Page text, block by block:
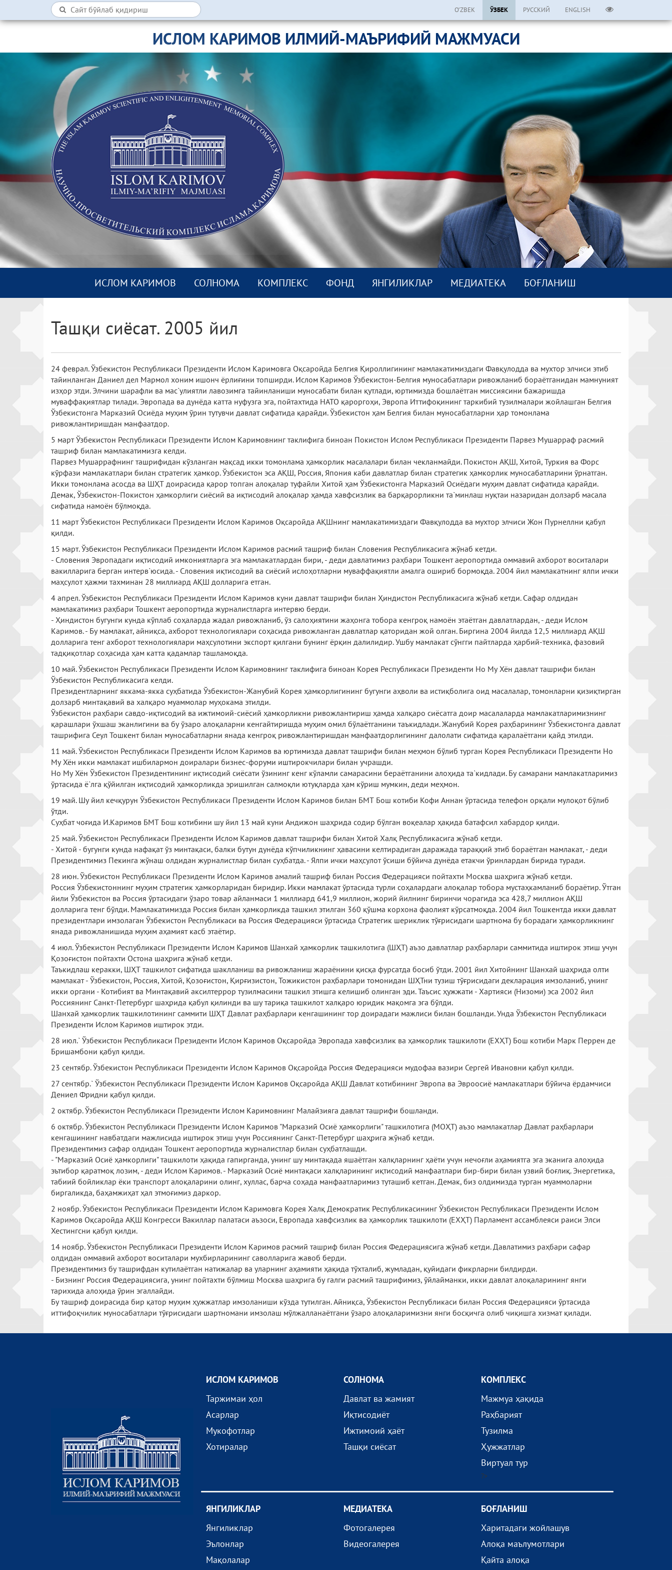
O’ZBEK ЎЗБЕК РУССКИЙ ENGLISH
ИСЛОМ КАРИМОВ ИЛМИЙ-МАЪРИФИЙ МАЖМУАСИ
ИСЛОМ КАРИМОВ СОЛНОМА КОМПЛEКС ФОНД ЯНГИЛИКЛАР МEДИАТEКА БОҒЛАНИШ
Ташқи сиёсат. 2005 йил
24 феврал. Ўзбекистон Республикаси Президенти Ислом Каримовга Оқсаройда Белгия Қироллигининг мамлакатимиздаги Фавқулодда ва мухтор элчиси этиб
тайинланган Даниел дел Мармол хоним ишонч ёрлиғини топширди. Ислом Каримов Ўзбекистон-Белгия муносабатлари ривожланиб бораётганидан мамнуният
изҳор этди. Элчини шарафли ва мас`улиятли лавозимга тайинланиши муносабати билан қутлади, юртимизда бошлаётган миссиясини бажаришда
муваффақиятлар тилади. Эвропада ва дунёда катта нуфузга эга, пойтахтида НАТО қароргоҳи, Эвропа Иттифоқининг таркибий тузилмалари жойлашган Белгия
Ўзбекистонга Марказий Осиёда муҳим ўрин тутувчи давлат сифатида қарайди. Ўзбекистон ҳам Белгия билан муносабатларни ҳар томонлама
ривожлантиришдан манфаатдор.
5 март Ўзбекистон Республикаси Президенти Ислом Каримовнинг таклифига биноан Покистон Ислом Республикаси Президенти Парвез Мушарраф расмий
ташриф билан мамлакатимизга келди.
Парвез Мушаррафнинг ташрифидан кўзланган мақсад икки томонлама ҳамкорлик масалалари билан чекланмайди. Покистон АҚШ, Хитой, Туркия ва Форс
кўрфази мамлакатлари билан стратегик ҳамкор. Ўзбекистон эса АҚШ, Россия, Япония каби давлатлар билан стратегик ҳамкорлик муносабатларини ўрнатган.
Икки томонлама асосда ва ШҲТ доирасида қарор топган алоқалар туфайли Хитой ҳам Ўзбекистонга Марказий Осиёдаги муҳим давлат сифатида қарайди.
Демак, Ўзбекистон-Покистон ҳамкорлиги сиёсий ва иқтисодий алоқалар ҳамда хавфсизлик ва барқарорликни та`минлаш нуқтаи назаридан долзарб масала
сифатида намоён бўлмоқда.
11 март Ўзбекистон Республикаси Президенти Ислом Каримов Оқсаройда АҚШнинг мамлакатимиздаги Фавқулодда ва мухтор элчиси Жон Пурнеллни қабул
қилди.
15 март. Ўзбекистон Республикаси Президенти Ислом Каримов расмий ташриф билан Словения Республикасига жўнаб кетди.
- Словения Эвропадаги иқтисодий имкониятларга эга мамлакатлардан бири, - деди давлатимиз раҳбари Тошкент аеропортида оммавий ахборот воситалари
вакилларига берган интерв`юсида. - Словения иқтисодий ва сиёсий ислоҳотларни муваффақиятли амалга ошириб бормоқда. 2004 йил мамлакатнинг ялпи ички
маҳсулот ҳажми тахминан 28 миллиард АҚШ долларига етган.
4 апрел. Ўзбекистон Республикаси Президенти Ислом Каримов куни давлат ташрифи билан Ҳиндистон Республикасига жўнаб кетди. Сафар олдидан
мамлакатимиз раҳбари Тошкент аеропортида журналистларга интервю берди.
- Ҳиндистон бугунги кунда кўплаб соҳаларда жадал ривожланиб, ўз салоҳиятини жаҳонга тобора кенгроқ намоён этаётган давлатлардан, - деди Ислом
Каримов. - Бу мамлакат, айниқса, ахборот технологиялари соҳасида ривожланган давлатлар қаторидан жой олган. Биргина 2004 йилда 12,5 миллиард АҚШ
долларига тенг ахборот технологиялари маҳсулотини экспорт қилгани бунинг ёрқин далилидир. Ушбу мамлакат сўнгги пайтларда ҳарбий-техника, фазовий
тадқиқотлар соҳасида ҳам катта қадамлар ташламоқда.
10 май. Ўзбекистон Республикаси Президенти Ислом Каримовнинг таклифига биноан Корея Республикаси Президенти Но Му Хён давлат ташрифи билан
Ўзбекистон Республикасига келди.
Президентларнинг яккама-якка суҳбатида Ўзбекистон-Жанубий Корея ҳамкорлигининг бугунги аҳволи ва истиқболига оид масалалар, томонларни қизиқтирган
долзарб минтақавий ва халқаро муаммолар муҳокама этилди.
Ўзбекистон раҳбари савдо-иқтисодий ва ижтимоий-сиёсий ҳамкорликни ривожлантириш ҳамда халқаро сиёсатга доир масалаларда мамлакатларимизнинг
қарашлари ўхшаш эканлигини ва бу ўзаро алоқаларни кенгайтиришда муҳим омил бўлаётганини таъкидлади. Жанубий Корея раҳбарининг Ўзбекистонга давлат
ташрифига Сеул Тошкент билан муносабатларни янада кенгроқ ривожлантиришдан манфаатдорлигининг далолати сифатида қаралаётгани қайд этилди.
11 май. Ўзбекистон Республикаси Президенти Ислом Каримов ва юртимизда давлат ташрифи билан меҳмон бўлиб турган Корея Республикаси Президенти Но
Му Хён икки мамлакат ишбилармон доиралари бизнес-форуми иштирокчилари билан учрашди.
Но Му Хён Ўзбекистон Президентининг иқтисодий сиёсати ўзининг кенг кўламли самарасини бераётганини алоҳида та`кидлади. Бу самарани мамлакатларимиз
ўртасида ё`лга қўйилган иқтисодий ҳамкорликда эришилган салмоқли ютуқларда ҳам кўриш мумкин, деди меҳмон.
19 май. Шу йил кечқурун Ўзбекистон Республикаси Президенти Ислом Каримов билан БМТ Бош котиби Кофи Аннан ўртасида телефон орқали мулоқот бўлиб
ўтди.
Суҳбат чоғида И.Каримов БМТ Бош котибини шу йил 13 май куни Андижон шаҳрида содир бўлган воқеалар ҳақида батафсил хабардор қилди.
25 май. Ўзбекистон Республикаси Президенти Ислом Каримов давлат ташрифи билан Хитой Халқ Республикасига жўнаб кетди.
- Хитой - бугунги кунда нафақат ўз минтақаси, балки бутун дунёда кўпчиликнинг ҳавасини келтирадиган даражада тараққий этиб бораётган мамлакат, - деди
Президентимиз Пекинга жўнаш олдидан журналистлар билан суҳбатда. - Ялпи ички маҳсулот ўсиши бўйича дунёда етакчи ўринлардан бирида туради.
28 июн. Ўзбекистон Республикаси Президенти Ислом Каримов амалий ташриф билан Россия Федерацияси пойтахти Москва шаҳрига жўнаб кетди.
Россия Ўзбекистоннинг муҳим стратегик ҳамкорларидан биридир. Икки мамлакат ўртасида турли соҳалардаги алоқалар тобора мустаҳкамланиб бораётир. Ўтган
йили Ўзбекистон ва Россия ўртасидаги ўзаро товар айланмаси 1 миллиард 641,9 миллион, жорий йилнинг биринчи чорагида эса 428,7 миллион АҚШ
долларига тенг бўлди. Мамлакатимизда Россия билан ҳамкорликда ташкил этилган 360 қўшма корхона фаолият кўрсатмоқда. 2004 йил Тошкентда икки давлат
президентлари имзолаган Ўзбекистон Республикаси ва Россия Федерацияси ўртасида Стратегик шериклик тўғрисидаги шартнома бу борадаги ҳамкорликнинг
янада ривожланишида муҳим аҳамият касб этаётир.
4 июл. Ўзбекистон Республикаси Президенти Ислом Каримов Шанхай ҳамкорлик ташкилотига (ШҲТ) аъзо давлатлар раҳбарлари саммитида иштирок этиш учун
Қозоғистон пойтахти Остона шаҳрига жўнаб кетди.
Таъкидлаш керакки, ШҲТ ташкилот сифатида шаклланиш ва ривожланиш жараёнини қисқа фурсатда босиб ўтди. 2001 йил Хитойнинг Шанхай шаҳрида олти
мамлакат - Ўзбекистон, Россия, Хитой, Қозоғистон, Қирғизистон, Тожикистон раҳбарлари томонидан ШҲТни тузиш тўғрисидаги декларация имзоланиб, унинг
икки органи - Котибият ва Минтақавий аксилтеррор тузилмасини ташкил этишга келишиб олинган эди. Таъсис ҳужжати - Хартияси (Низоми) эса 2002 йил
Россиянинг Санкт-Петербург шаҳрида қабул қилинди ва шу тариқа ташкилот халқаро юридик мақомга эга бўлди.
Шанхай ҳамкорлик ташкилотининг саммити ШҲТ Давлат раҳбарлари кенгашининг тор доирадаги мажлиси билан бошланди. Унда Ўзбекистон Республикаси
Президенти Ислом Каримов иштирок этди.
28 июл.` Ўзбекистон Республикаси Президенти Ислом Каримов Оқсаройда Эвропада хавфсизлик ва ҳамкорлик ташкилоти (ЕХҲТ) Бош котиби Марк Перрен де
Бришамбони қабул қилди.
23 сентябр. Ўзбекистон Республикаси Президенти Ислом Каримов Оқсаройда Россия Федерацияси мудофаа вазири Сергей Ивановни қабул қилди.
27 сентябр.` Ўзбекистон Республикаси Президенти Ислом Каримов Оқсаройда АҚШ Давлат котибининг Эвропа ва Эвроосиё мамлакатлари бўйича ёрдамчиси
Дениел Фридни қабул қилди.
2 октябр. Ўзбекистон Республикаси Президенти Ислом Каримовнинг Малайзияга давлат ташрифи бошланди.
6 октябр. Ўзбекистон Республикаси Президенти Ислом Каримов "Марказий Осиё ҳамкорлиги" ташкилотига (МОҲТ) аъзо мамлакатлар Давлат раҳбарлари
кенгашининг навбатдаги мажлисида иштирок этиш учун Россиянинг Санкт-Петербург шаҳрига жўнаб кетди.
Президентимиз сафар олдидан Тошкент аеропортида журналистлар билан суҳбатлашди.
- "Марказий Осиё ҳамкорлиги" ташкилоти ҳақида гапирганда, унинг шу минтақада яшаётган халқларнинг ҳаёти учун нечоғли аҳамиятга эга эканига алоҳида
эътибор қаратмоқ лозим, - деди Ислом Каримов. - Марказий Осиё минтақаси халқларининг иқтисодий манфаатлари бир-бири билан узвий боғлиқ. Энергетика,
табиий бойликлар ёки транспорт алоқаларини олинг, хуллас, барча соҳада манфаатларимиз туташиб кетган. Демак, биз олдимизда турган муаммоларни
биргаликда, баҳамжиҳат ҳал этмоғимиз даркор.
2 ноябр. Ўзбекистон Республикаси Президенти Ислом Каримовга Корея Халқ Демократик Республикасининг Ўзбекистон Республикаси Президенти Ислом
Каримов Оқсаройда АҚШ Конгресси Вакиллар палатаси аъзоси, Европада хавфсизлик ва ҳамкорлик ташкилоти (ЕХҲТ) Парламент ассамблеяси раиси Элси
Хестингсни қабул қилди.
14 ноябр. Ўзбекистон Республикаси Президенти Ислом Каримов расмий ташриф билан Россия Федерациясига жўнаб кетди. Давлатимиз раҳбари сафар
олдидан оммавий ахборот воситалари мухбирларининг саволларига жавоб берди.
Президентимиз бу ташрифдан кутилаётган натижалар ва уларнинг аҳамияти ҳақида тўхталиб, жумладан, қуйидаги фикрларни билдирди.
- Бизнинг Россия Федерациясига, унинг пойтахти бўлмиш Москва шаҳрига бу галги расмий ташрифимиз, ўйлайманки, икки давлат алоқаларининг янги
тарихида алоҳида ўрин эгаллайди.
Бу ташриф доирасида бир қатор муҳим ҳужжатлар имзоланиши кўзда тутилган. Айниқса, Ўзбекистон Республикаси билан Россия Федерацияси ўртасида
иттифоқчилик муносабатлари тўғрисидаги шартномани имзолаш мўлжалланаётгани ўзаро алоқаларимизни янги босқичга олиб чиқишга хизмат қилади.
ИСЛОМ КАРИМОВ
Таржимаи ҳол
Асарлар
Мукофотлар
Хотиралар
СОЛНОМА
Давлат ва жамият
Иқтисодиёт
Ижтимоий ҳаёт
Ташқи сиёсат
КОМПЛEКС
Мажмуа ҳақида
Раҳбарият
Тузилма
Ҳужжатлар
Виртуал тур
?>
ЯНГИЛИКЛАР
Янгиликлар
Эълонлар
Мақолалар
МEДИАТEКА
Фотогалерея
Видеогалерея
БОҒЛАНИШ
Харитадаги жойлашув
Алоқа маълумотлари
Қайта алоқа